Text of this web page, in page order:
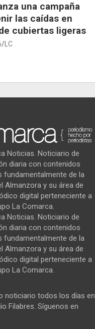
una campaña
las caídas en
cubiertas ligeras
LC
Noticias. Noticiario de
diaria con contenidos
fundamentalmente de la
Almanzora y su área de
digital perteneciente a
La Comarca.
Noticias. Noticiario de
diaria con contenidos
fundamentalmente de la
Almanzora y su área de
digital perteneciente a
La Comarca.
noticiario todos los días en
Filabres. Síguenos en